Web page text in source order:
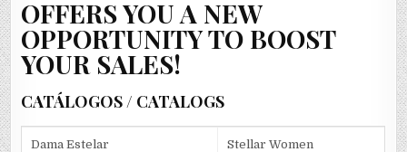
OFFERS YOU A NEW
OPPORTUNITY TO BOOST
YOUR SALES!
CATÁLOGOS / CATALOGS
Dama Estelar Stellar Women